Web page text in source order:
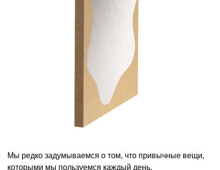
Мы редко задумываемся о том, что привычные вещи,
которыми мы пользуемся каждый день,